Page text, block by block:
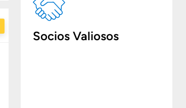
Socios Valiosos